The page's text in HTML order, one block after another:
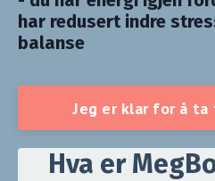
har redusert indre
balanse
Jeg er klar for å
Hva er